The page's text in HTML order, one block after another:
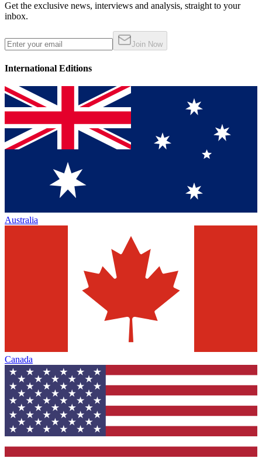
Get the exclusive news, interviews and analysis, straight to your
inbox.
Join Now
International Editions
Australia
Canada